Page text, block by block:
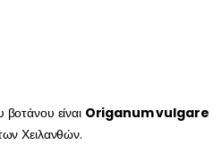
βοτάνου είναι Origanum vulgare
Χειλανθών.